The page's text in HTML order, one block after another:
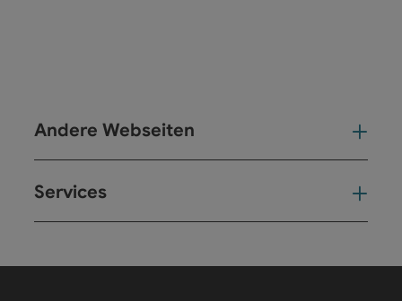
Andere Webseiten
Services